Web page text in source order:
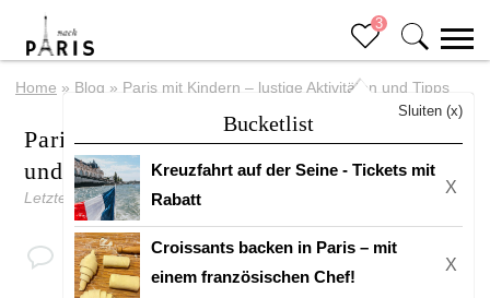
3
Bucketlist
Sluiten (x)
Kreuzfahrt auf der Seine - Tickets mit
Rabatt
X
Croissants backen in Paris – mit
einem französischen Chef!
X
Home » Blog » Paris mit Kindern – lustige Aktivitäten und Tipps
Paris mit Kindern – lustige Aktivitäten
und Tipps
Letztes Update: 17 Mai 2026